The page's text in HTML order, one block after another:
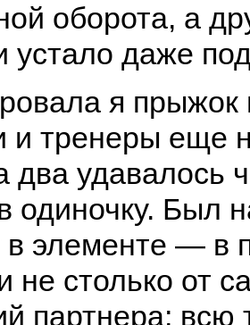
оборота, а
устало даже
я прыжок
и тренеры еще
два удавалось
одиночку. Был
в элементе — в
не столько от
партнера; всю